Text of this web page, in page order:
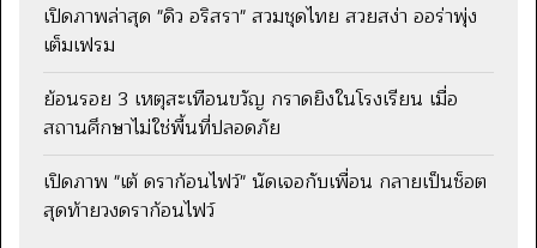
เปิดภาพล่าสุด "ดิว อริสรา" สวมชุดไทย สวยสง่า ออร่าพุ่ง
เต็มเฟรม
ย้อนรอย 3 เหตุสะเทือนขวัญ กราดยิงในโรงเรียน เมื่อ
สถานศึกษาไม่ใช่พื้นที่ปลอดภัย
เปิดภาพ "เต้ ดราก้อนไฟว์" นัดเจอกับเพื่อน กลายเป็นช็อต
สุดท้ายวงดราก้อนไฟว์